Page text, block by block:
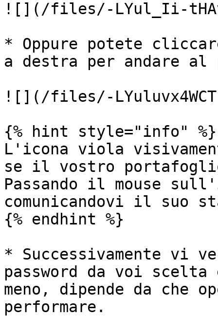
![](/files/-LYul_Ii-
* Oppure potete
a destra per andare al
![](/files/-
{% hint style="info" %}
L'icona viola
se il vostro
Passando il mouse
comunicandovi il suo
{% endhint %}
* Successivamente vi
password da voi
meno, dipende da che
performare.